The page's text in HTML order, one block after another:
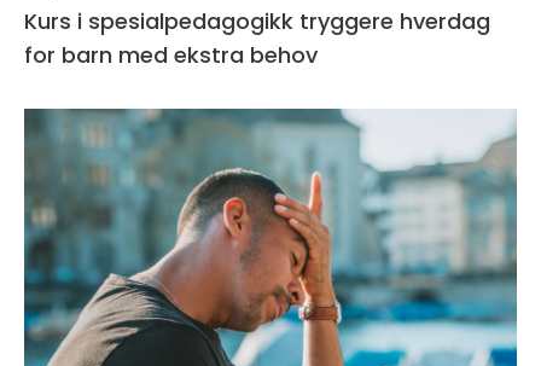
Kurs i spesialpedagogikk tryggere hverdag
for barn med ekstra behov